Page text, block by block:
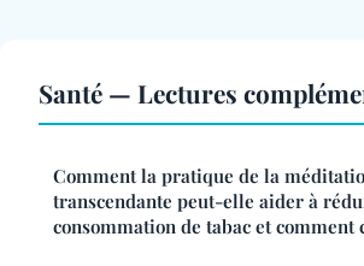
Santé — Lectures
Comment la pratique de la
transcendante peut-elle aider à
consommation de tabac et comment